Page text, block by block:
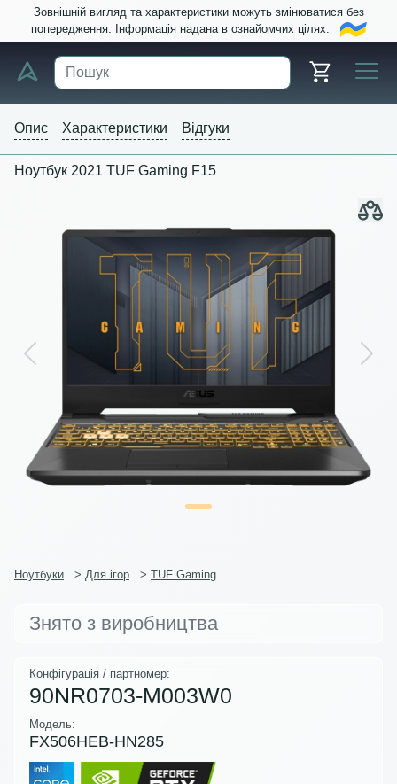
Зовнішній вигляд та характеристики можуть змінюватися без
попередження. Інформація надана в ознайомчих цілях.
Опис Характеристики Відгуки
Ноутбук 2021 TUF Gaming F15
Previous Next
Ноутбуки > Для ігор > TUF Gaming
Знято з виробництва
Конфігурація / партномер:
90NR0703-M003W0
Модель:
FX506HEB-HN285